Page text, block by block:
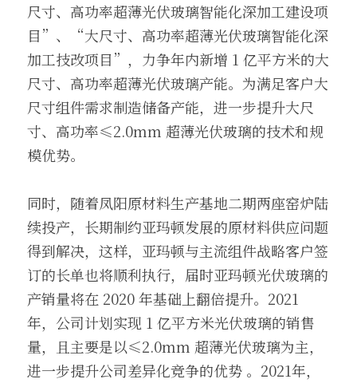
尺寸、高功率超薄光伏玻璃智能化深加工建设项
目”、“大尺寸、高功率超薄光伏玻璃智能化深
加工技改项目”，力争年内新增 1 亿平方米的大
尺寸、高功率超薄光伏玻璃产能。为满足客户大
尺寸组件需求制造储备产能，进一步提升大尺
寸、高功率≤2.0mm 超薄光伏玻璃的技术和规
模优势。
同时，随着凤阳原材料生产基地二期两座窑炉陆
续投产，长期制约亚玛顿发展的原材料供应问题
得到解决，这样，亚玛顿与主流组件战略客户签
订的长单也将顺利执行，届时亚玛顿光伏玻璃的
产销量将在 2020 年基础上翻倍提升。2021
年，公司计划实现 1 亿平方米光伏玻璃的销售
量，且主要是以≤2.0mm 超薄光伏玻璃为主，
进一步提升公司差异化竞争的优势 。2021年，